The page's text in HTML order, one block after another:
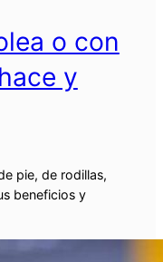
o con
y
pie, de rodillas,
beneficios y